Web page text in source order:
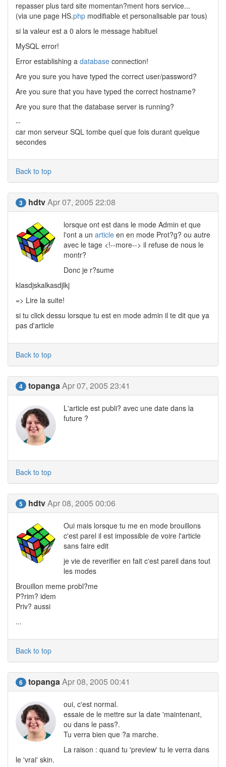
repasser plus tard site momentan?ment hors service...
(via une page HS.php modifiable et personalisable par tous)
si la valeur est a 0 alors le message habituel
MySQL error!
Error establishing a database connection!
Are you sure you have typed the correct user/password?
Are you sure that you have typed the correct hostname?
Are you sure that the database server is running?
--
car mon serveur SQL tombe quel que fois durant quelque
secondes
Back to top
3 hdtvApr 07, 2005 22:08
lorsque ont est dans le mode Admin et que
l'ont a un article en en mode Prot?g? ou autre
avec le tage <!--more--> il refuse de nous le
montr?
Donc je r?sume
klasdjskalkasdjlkj
=> Lire la suite!
si tu click dessu lorsque tu est en mode admin il te dit que ya
pas d'article
Back to top
4 topangaApr 07, 2005 23:41
L'article est publi? avec une date dans la
future ?
Back to top
5 hdtvApr 08, 2005 00:06
Oui mais lorsque tu me en mode brouillons
c'est parel il est impossible de voire l'article
sans faire edit
je vie de reverifier en fait c'est pareil dans tout
les modes
Brouillon meme probl?me
P?rim? idem
Priv? aussi
...
Back to top
6 topangaApr 08, 2005 00:41
oui, c'est normal.
essaie de le mettre sur la date 'maintenant,
ou dans le pass?.
Tu verra bien que ?a marche.
La raison : quand tu 'preview' tu le verra dans
le 'vrai' skin.